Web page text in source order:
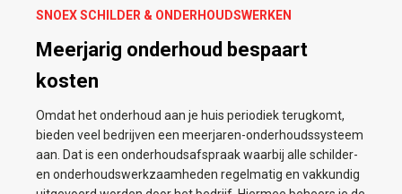
SNOEX SCHILDER & ONDERHOUDSWERKEN
Meerjarig onderhoud bespaart
kosten
Omdat het onderhoud aan je huis periodiek terugkomt,
bieden veel bedrijven een meerjaren-onderhoudssysteem
aan. Dat is een onderhoudsafspraak waarbij alle schilder-
en onderhoudswerkzaamheden regelmatig en vakkundig